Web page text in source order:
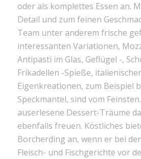
oder als komplettes Essen an.
Detail und zum feinen
Team unter anderem frische
interessanten Variationen,
Antipasti im Glas, Geflügel -,
Frikadellen -Spieße,
Eigenkreationen, zum Beispiel
Speckmantel, sind vom
auserlesene Dessert-Träume
ebenfalls freuen. Köstliches
Borcherding an, wenn er bei
Fleisch- und Fischgerichte vor